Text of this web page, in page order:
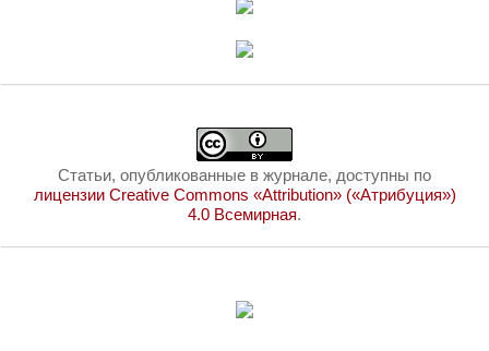
Статьи, опубликованные в журнале, доступны по
лицензии Creative Commons «Attribution» («Атрибуция»)
4.0 Всемирная.